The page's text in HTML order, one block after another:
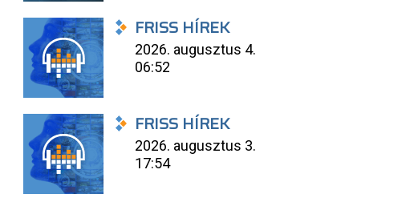
FRISS HÍREK
2026. augusztus 4.
06:52
FRISS HÍREK
2026. augusztus 3.
17:54